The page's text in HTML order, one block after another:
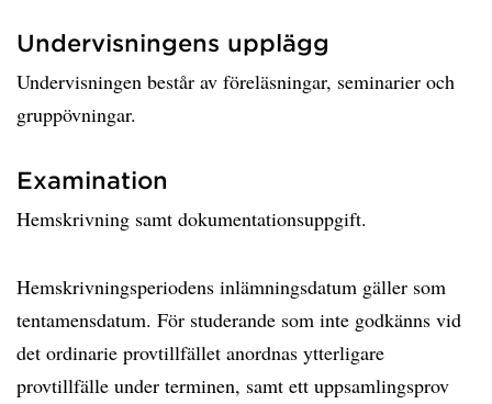
Undervisningens upplägg
Undervisningen består av föreläsningar, seminarier och
gruppövningar.
Examination
Hemskrivning samt dokumentationsuppgift.
Hemskrivningsperiodens inlämningsdatum gäller som
tentamensdatum. För studerande som inte godkänns vid
det ordinarie provtillfället anordnas ytterligare
provtillfälle under terminen, samt ett uppsamlingsprov